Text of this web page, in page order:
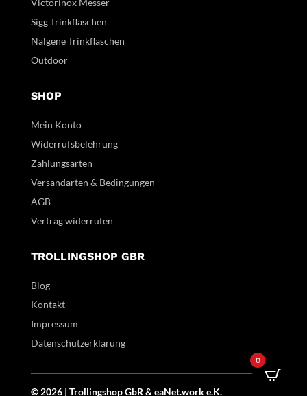
Sigg Trinkflaschen
Nalgene Trinkflaschen
Outdoor
SHOP
Mein Konto
Widerrufsbelehrung
Zahlungsarten
Versandarten & Bedingungen
AGB
Vertrag widerrufen
TROLLINGSHOP GBR
Blog
Kontakt
Impressum
Datenschutzerklärung
© 2026 | Trollingshop GbR & eaNet.worke.K.
0